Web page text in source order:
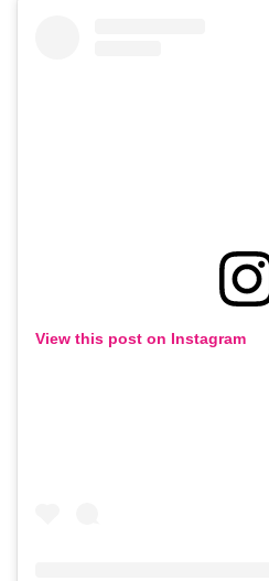
View this post on Instagram